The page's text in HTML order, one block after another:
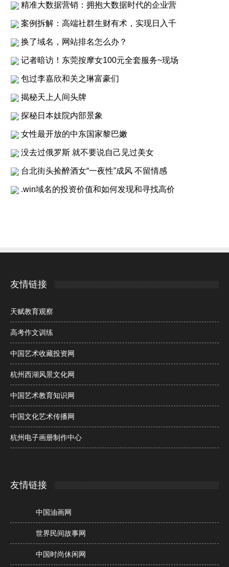
精准大数据营销：拥抱大数据时代的企业营
案例拆解：高端社群生财有术，实现日入千
换了域名，网站排名怎么办？
记者暗访！东莞按摩女100元全套服务~现场
包过李嘉欣和关之琳富豪们
揭秘天上人间头牌
探秘日本妓院内部景象
女性最开放的中东国家黎巴嫩
没去过俄罗斯 就不要说自己见过美女
台北街头捡醉酒女“一夜性”成风 不留情感
.win域名的投资价值和如何发现和寻找高价
友情链接
天赋教育观察
高考作文训练
中国艺术收藏投资网
杭州西湖风景文化网
中国艺术教育知识网
中国文化艺术传播网
杭州电子画册制作中心
友情链接
中国油画网
世界民间故事网
中国时尚休闲网